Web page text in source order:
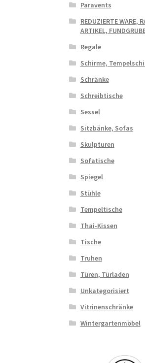
Paravents
REDUZIERTE WARE,
ARTIKEL,
Regale
Schirme,
Schränke
Schreibtische
Sessel
Sitzbänke, Sofas
Skulpturen
Sofatische
Spiegel
Stühle
Tempeltische
Thai-Kissen
Tische
Truhen
Türen, Türladen
Unkategorisiert
Vitrinenschränke
Wintergartenmöbel